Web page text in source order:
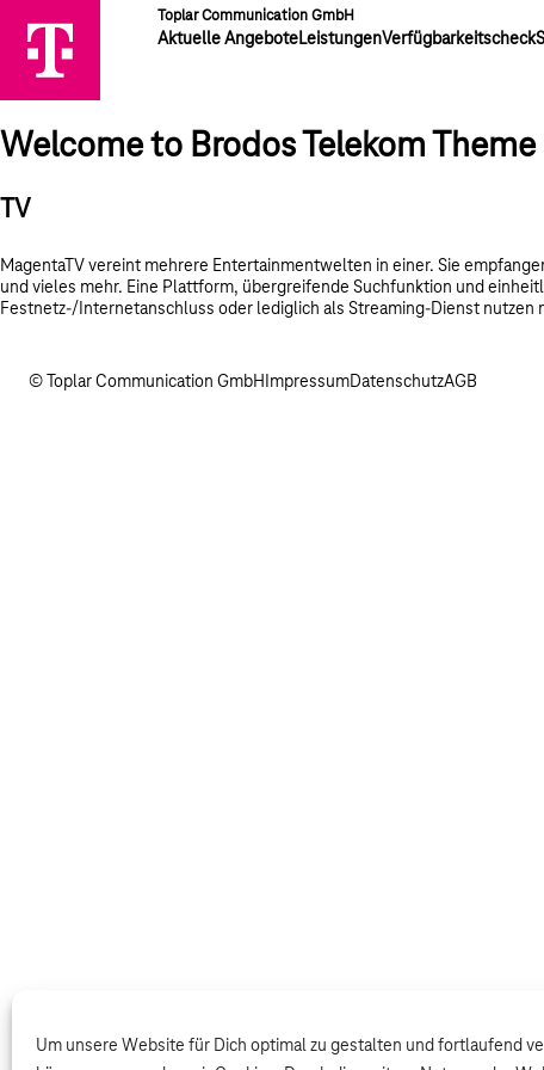
Um unsere Website für Dich optimal zu gestalten und fortlaufend
Toplar Communication GmbH
Aktuelle AngeboteLeistungenVerfügbarkeitscheck
Welcome to Brodos Telekom Theme
TV
MagentaTV vereint mehrere Entertainmentwelten in einer. Sie
und vieles mehr. Eine Plattform, übergreifende Suchfunktion und
Festnetz-/Internetanschluss oder lediglich als Streaming-Dienst nutzen
© Toplar Communication GmbH ImpressumDatenschutzAGB